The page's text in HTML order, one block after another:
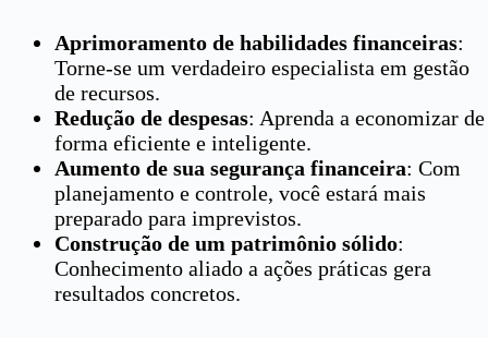
Aprimoramento de habilidades financeiras:
Torne-se um verdadeiro especialista em gestão
de recursos.
Redução de despesas: Aprenda a economizar de
forma eficiente e inteligente.
Aumento de sua segurança financeira: Com
planejamento e controle, você estará mais
preparado para imprevistos.
Construção de um patrimônio sólido:
Conhecimento aliado a ações práticas gera
resultados concretos.